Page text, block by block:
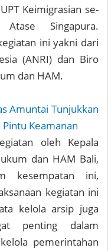
Keimigrasian se-
Singapura.
ini yakni dari
(ANRI) dan Biro
dan HAM.
Amuntai Tunjukkan
Keamanan
oleh Kepala
dan HAM Bali,
kesempatan ini,
kegiatan ini
kelola arsip juga
penting dalam
pemerintahan